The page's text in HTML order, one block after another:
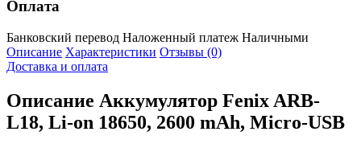
Оплата
Банковский перевод Наложенный платеж Наличными
Описание Характеристики Отзывы (0)
Доставка и оплата
Описание Аккумулятор Fenix ARB-
L18, Li-on 18650, 2600 mAh, Micro-USB